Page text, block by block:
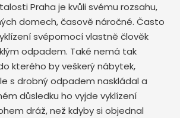
Praha je kvůli svému rozsahu,
domech, časově náročné. Často
svépomocí vlastně člověk
odpadem. Také nemá tak
kterého by veškerý nábytek,
s drobný odpadem naskládal a
důsledku ho vyjde vyklízení
dráž, než kdyby si objednal